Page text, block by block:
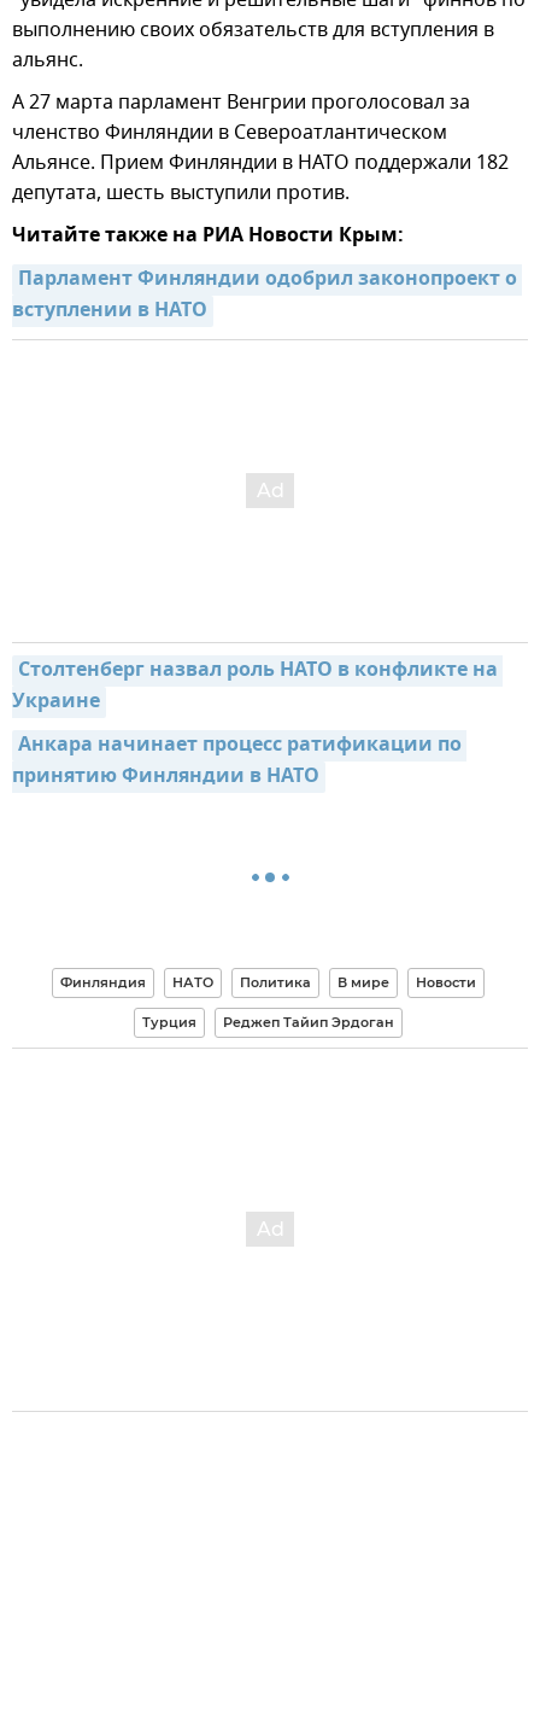
выполнению своих обязательств для вступления в
альянс.
А 27 марта парламент Венгрии проголосовал за
членство Финляндии в Североатлантическом
Альянсе. Прием Финляндии в НАТО поддержали 182
депутата, шесть выступили против.
Читайте также на РИА Новости Крым:
Парламент Финляндии одобрил законопроект о
вступлении в НАТО
Столтенберг назвал роль НАТО в конфликте на
Украине
Анкара начинает процесс ратификации по
принятию Финляндии в НАТО
Финляндия НАТО Политика В мире Новости
Турция Реджеп Тайип Эрдоган